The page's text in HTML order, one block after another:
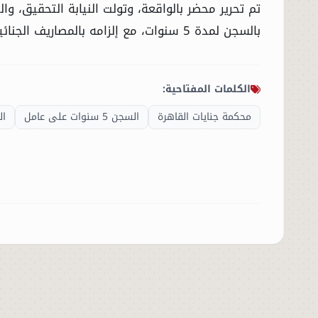
تم تحرير محضر بالواقعة، وتولت النيابة
بالسجن لمدة 5 سنوات، مع إلزامه بالمصاريف الجنائية.
الكلمات المفتاحية:
محكمة جنايات القاهرة
السجن 5 سنوات على عامل